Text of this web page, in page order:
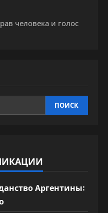
человека и голос
ПОИСК
Аргентины: